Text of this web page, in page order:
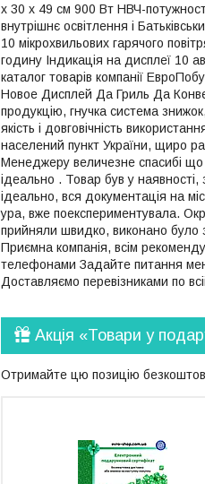
x 30 x 49 см 900 Вт НВЧ-
внутрішнє освітлення і
10 мікрохвильових гарячого
годину Індикація на дисплеї 10
каталог товарів компанії
Новое Дисплей Да Гриль Да
продукцію, гнучка система
якість і довговічність
населений пункт України, щиро
Менеджеру величезне спасибі що
ідеально . Товар був у
ідеально, вся документація на
ура, вже поекспериментувала.
прийняли швидко, виконано було
Приємна компанія, всім
телефонами Задайте питання
Доставляємо перевізниками по
Акція «Товари у
Отримайте цю позицію